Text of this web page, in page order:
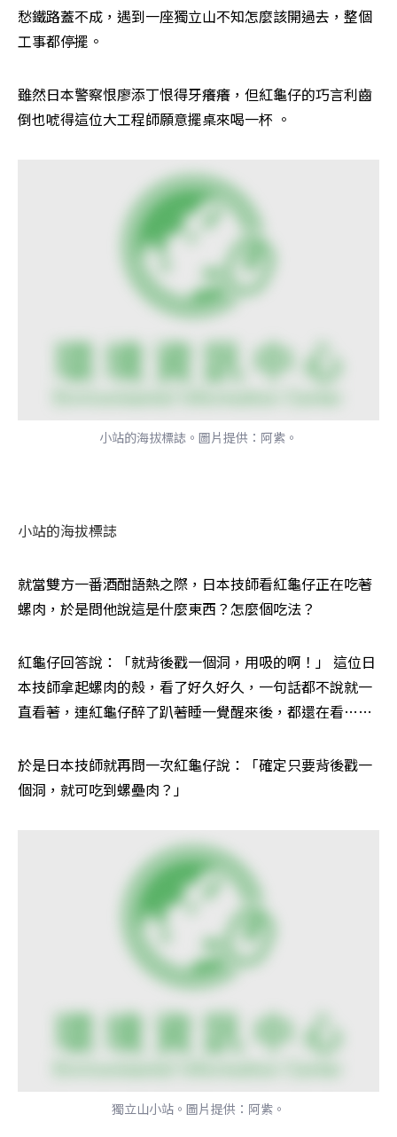
愁鐵路蓋不成，遇到一座獨立山不知怎麼該開過去，整個
工事都停擺。
雖然日本警察恨廖添丁恨得牙癢癢，但紅龜仔的巧言利齒
倒也唬得這位大工程師願意擺桌來喝一杯 。
小站的海拔標誌。圖片提供：阿紫。
小站的海拔標誌
就當雙方一番酒酣語熱之際，日本技師看紅龜仔正在吃著
螺肉，於是問他說這是什麼東西？怎麼個吃法？
紅龜仔回答說：「就背後戳一個洞，用吸的啊！」 這位日
本技師拿起螺肉的殼，看了好久好久，一句話都不說就一
直看著，連紅龜仔醉了趴著睡一覺醒來後，都還在看……
於是日本技師就再問一次紅龜仔說：「確定只要背後戳一
個洞，就可吃到螺壘肉？」
獨立山小站。圖片提供：阿紫。